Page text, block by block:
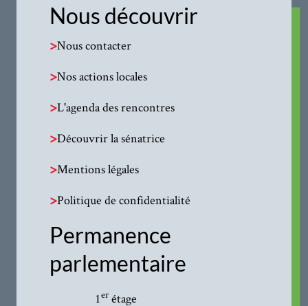
Nous découvrir
>Nous contacter
>Nos actions locales
>L'agenda des rencontres
>Découvrir la sénatrice
>Mentions légales
>Politique de confidentialité
Permanence
parlementaire
1erétage